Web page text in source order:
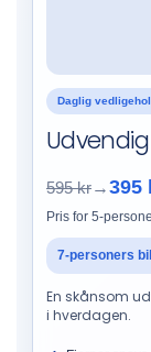
Daglig
595 kr→395
Pris for 5-
7-personers
En skånsom
i hverdagen.